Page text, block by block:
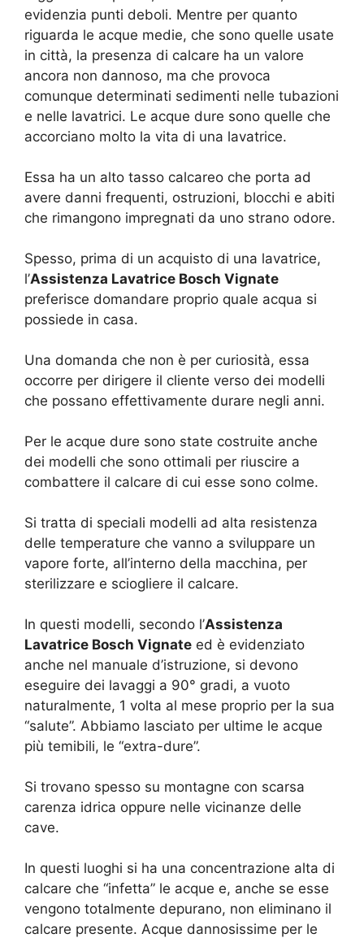
evidenzia punti deboli. Mentre per quanto
riguarda le acque medie, che sono quelle usate
in città, la presenza di calcare ha un valore
ancora non dannoso, ma che provoca
comunque determinati sedimenti nelle tubazioni
e nelle lavatrici. Le acque dure sono quelle che
accorciano molto la vita di una lavatrice.
Essa ha un alto tasso calcareo che porta ad
avere danni frequenti, ostruzioni, blocchi e abiti
che rimangono impregnati da uno strano odore.
Spesso, prima di un acquisto di una lavatrice,
l’Assistenza Lavatrice Bosch Vignate
preferisce domandare proprio quale acqua si
possiede in casa.
Una domanda che non è per curiosità, essa
occorre per dirigere il cliente verso dei modelli
che possano effettivamente durare negli anni.
Per le acque dure sono state costruite anche
dei modelli che sono ottimali per riuscire a
combattere il calcare di cui esse sono colme.
Si tratta di speciali modelli ad alta resistenza
delle temperature che vanno a sviluppare un
vapore forte, all’interno della macchina, per
sterilizzare e sciogliere il calcare.
In questi modelli, secondo l’Assistenza
Lavatrice Bosch Vignate ed è evidenziato
anche nel manuale d’istruzione, si devono
eseguire dei lavaggi a 90° gradi, a vuoto
naturalmente, 1 volta al mese proprio per la sua
“salute”. Abbiamo lasciato per ultime le acque
più temibili, le “extra-dure”.
Si trovano spesso su montagne con scarsa
carenza idrica oppure nelle vicinanze delle
cave.
In questi luoghi si ha una concentrazione alta di
calcare che “infetta” le acque e, anche se esse
vengono totalmente depurano, non eliminano il
calcare presente. Acque dannosissime per le